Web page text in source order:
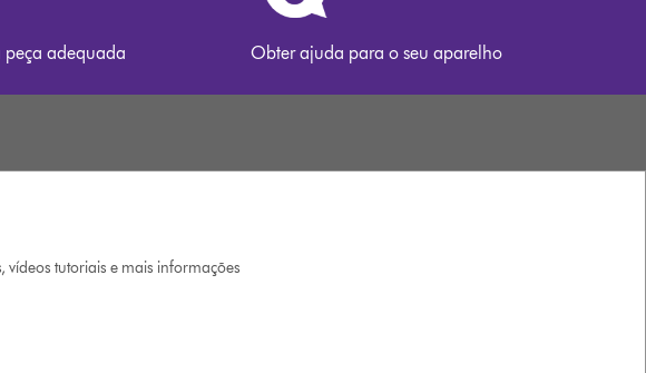
peça adequada Obter ajuda para o seu aparelho
tutoriais e mais informações